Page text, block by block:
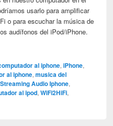
usarlo para amplificar
o para escuchar la música de
audífonos del iPod/iPhone.
al iphone,iPhone,
al iphone,musica del
Streaming Audio Iphone,
al ipod,WiFi2HiFi,